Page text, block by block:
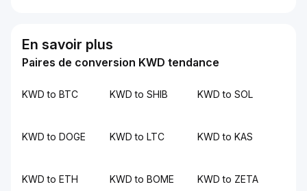
En savoir plus
Paires de conversion KWD tendance
KWD to BTC KWD to SHIB KWD to SOL
KWD to DOGE KWD to LTC KWD to KAS
KWD to ETH KWD to BOME KWD to ZETA